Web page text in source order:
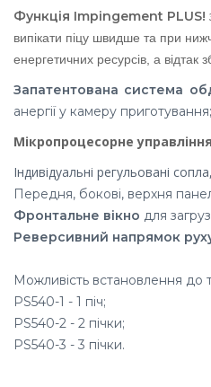
Функція Impingement PLUS!
випікати піцу швидше та при
енергетичних ресурсів, а відтак
Запатентована система
анергії у камеру приготування;
Мікропроцесорне управління
Індивідуальні регульовані
Передня, бокові, верхня
Фронтальне вікно для
Реверсивний напрямок
Можливість встановлення до
PS540-1 - 1 піч;
PS540-2 - 2 пічки;
PS540-3 - 3 пічки.